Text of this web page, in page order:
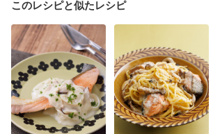
このレシピと似たレシピ